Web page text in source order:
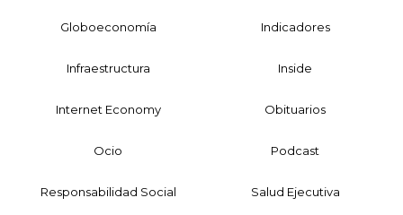
Globoeconomía Indicadores
Infraestructura Inside
Internet Economy Obituarios
Ocio Podcast
Responsabilidad Social Salud Ejecutiva